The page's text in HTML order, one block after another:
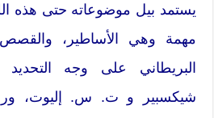
يستمد بيل موضوعاته حتى هذه
مهمة وهي الأساطير، والقصص
البريطاني على وجه
شيكسبير و ت. س. إليوت،